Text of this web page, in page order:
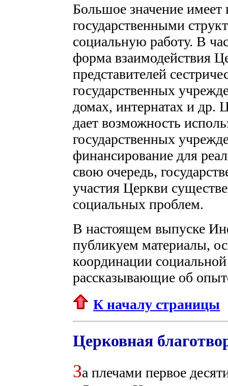
Большое значение имеет
государственными
социальную работу. В
форма взаимодействия
представителей
государственных
домах, интернатах и др.
дает возможность
государственных
финансирование для
свою очередь,
участия Церкви
социальных проблем.
В настоящем выпуске
публикуем материалы,
координации
рассказывающие об
К началу страницы
Церковная
За плечами первое